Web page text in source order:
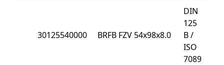
30125540000 BRFB FZV 54x98x8.0
DIN
125
B /
ISO
7089